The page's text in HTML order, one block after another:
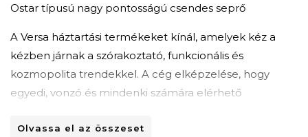
Ostar típusú nagy pontosságú csendes seprő
A Versa háztartási termékeket kínál, amelyek kéz a
kézben járnak a szórakoztató, funkcionális és
kozmopolita trendekkel. A cég elképzelése, hogy
egyedi, vonzó és mindenki számára elérhető
könnyebbé és színesebbé teszik az életet néhány
Olvassa el az összeset